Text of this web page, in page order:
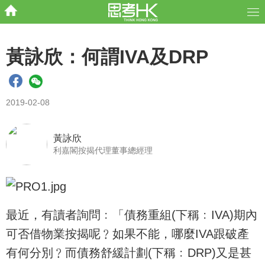
黃詠欣：何謂IVA及DRP
2019-02-08
黃詠欣
利嘉閣按揭代理董事總經理
最近，有讀者詢問﹕「債務重組(下稱﹕IVA)期內
可否借物業按揭呢﹖如果不能，哪麼IVA跟破產
有何分別﹖而債務舒緩計劃(下稱﹕DRP)又是甚